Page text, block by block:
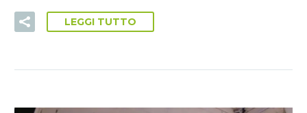
LEGGI TUTTO